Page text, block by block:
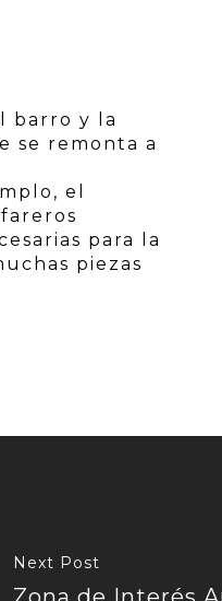
barro y la
se remonta a
el
para la
piezas
Next Post